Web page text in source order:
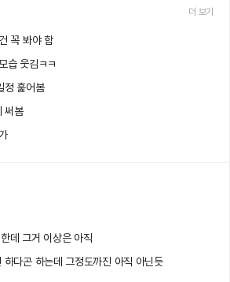
더 보기
꼭 봐야 함
습 웃김ㅋㅋ
정 훑어봄
써봄
데 그거 이상은 아직
하다곤 하는데 그정도까진 아직 아닌듯